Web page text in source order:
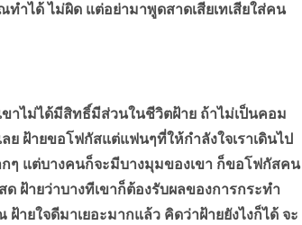
ได้ ไม่ผิด แต่อย่ามาพูดสาดเสียเทเสียใส่คน
ไม่ได้มีสิทธิ์มีส่วนในชีวิตฝ้าย ถ้าไม่เป็นคอม
ฝ้ายขอโฟกัสแต่แฟนๆที่ให้กำลังใจเราเดินไป
ๆ แต่บางคนก็จะมีบางมุมของเขา ก็ขอโฟกัสคน
ฝ้ายว่าบางทีเขาก็ต้องรับผลของการกระทำ
ยใจดีมาเยอะมากแล้ว คิดว่าฝ้ายยังไงก็ได้ จะ